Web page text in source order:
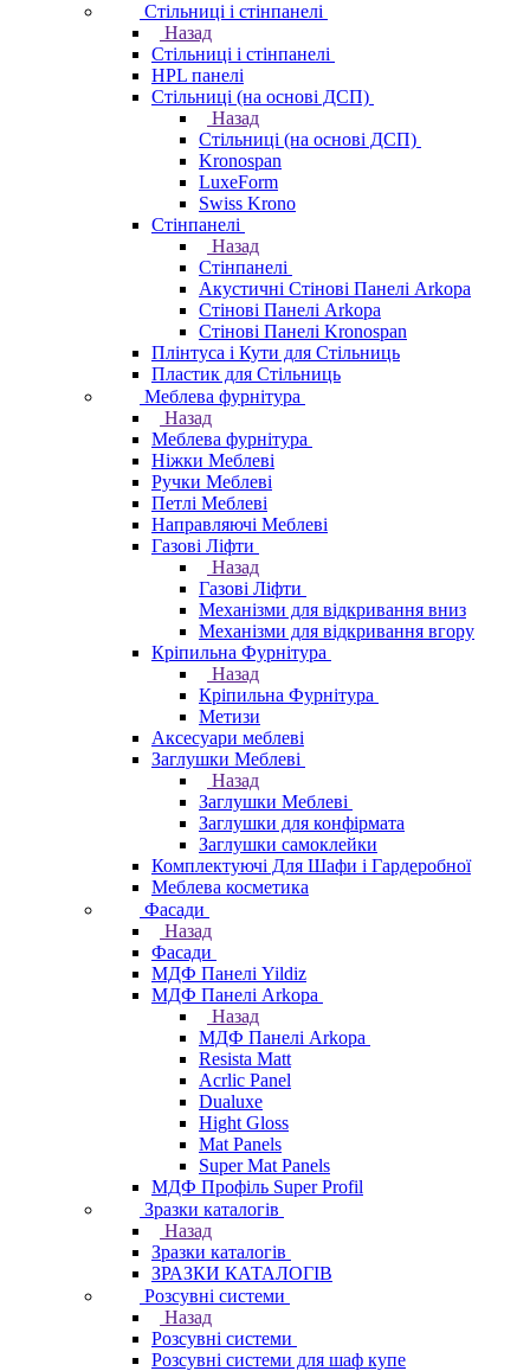
Стільниці і стінпанелі
Назад
Стільниці і стінпанелі
HPL панелі
Стільниці (на основі ДСП)
Назад
Стільниці (на основі ДСП)
Kronospan
LuxeForm
Swiss Krono
Стінпанелі
Назад
Стінпанелі
Акустичні Стінові Панелі Аrkopa
Стінові Панелі Arkopa
Стінові Панелі Kronospan
Плінтуса і Кути для Стільниць
Пластик для Стільниць
Меблева фурнітура
Назад
Меблева фурнітура
Ніжки Меблеві
Ручки Меблеві
Петлі Меблеві
Направляючі Меблеві
Газові Ліфти
Назад
Газові Ліфти
Механізми для відкривання вниз
Механізми для відкривання вгору
Кріпильна Фурнітура
Назад
Кріпильна Фурнітура
Метизи
Аксесуари меблеві
Заглушки Меблеві
Назад
Заглушки Меблеві
Заглушки для конфірмата
Заглушки самоклейки
Комплектуючі Для Шафи і Гардеробної
Меблева косметика
Фасади
Назад
Фасади
МДФ Панелі Yildiz
МДФ Панелі Arkopa
Назад
МДФ Панелі Arkopa
Resista Matt
Acrlic Panel
Dualuxe
Hight Gloss
Mat Panels
Super Mat Panels
МДФ Профіль Super Profil
Зразки каталогів
Назад
Зразки каталогів
ЗРАЗКИ КАТАЛОГІВ
Розсувні системи
Назад
Розсувні системи
Розсувні системи для шаф купе